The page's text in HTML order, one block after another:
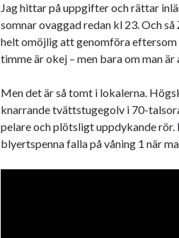
Jag hittar på uppgifter och rättar
somnar ovaggad redan kl 23. Och
helt omöjlig att genomföra eftersom
timme är okej – men bara om man
Men det är så tomt i lokalerna.
knarrande tvättstugegolv i 70-
pelare och plötsligt uppdykande rör.
blyertspenna falla på våning 1 när